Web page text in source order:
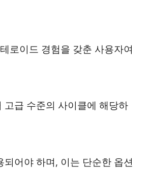
로이드 경험을 갖춘 사용자여
고급 수준의 사이클에 해당하
어야 하며, 이는 단순한 옵션